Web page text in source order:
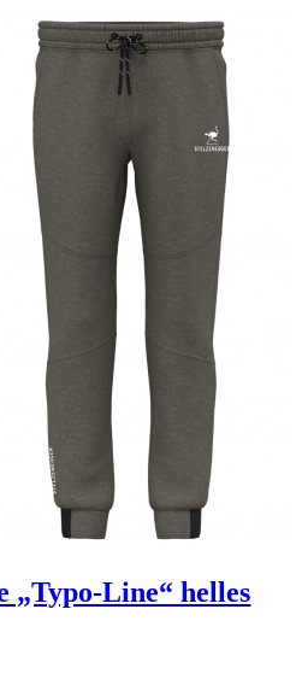
„Typo-Line“ helles